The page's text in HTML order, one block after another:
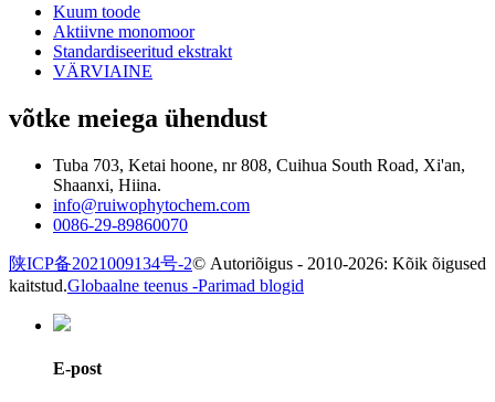
Kuum toode
Aktiivne monomoor
Standardiseeritud ekstrakt
VÄRVIAINE
võtke meiega ühendust
Tuba 703, Ketai hoone, nr 808, Cuihua South Road, Xi'an,
Shaanxi, Hiina.
info@ruiwophytochem.com
0086-29-89860070
陕ICP备2021009134号-2© Autoriõigus - 2010-2026: Kõik õigused
kaitstud.Globaalne teenus -Parimad blogid
E-post